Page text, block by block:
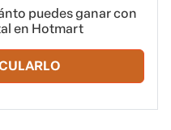
puedes ganar con
en Hotmart